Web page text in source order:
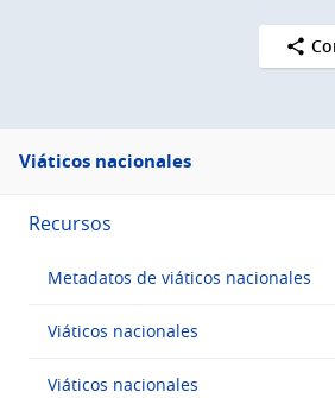
Menú
lateral
Viáticos nacionales
Recursos
Metadatos de viáticos nacionales
Viáticos nacionales
Viáticos nacionales